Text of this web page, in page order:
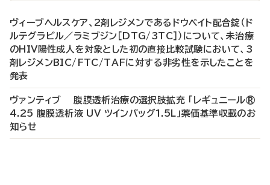
ヴィーブヘルスケア、2剤レジメンであるドウベイト配合錠（ド
ルテグラビル／ラミブジン［DTG/3TC］）について、未治療
のHIV陽性成人を対象とした初の直接比較試験において、3
剤レジメンBIC/FTC/TAFに対する非劣性を示したことを
発表
ヴァンティブ 腹膜透析治療の選択肢拡充 「レギュニール®
4.25 腹膜透析液 UV ツインバッグ1.5L」薬価基準収載のお
知らせ